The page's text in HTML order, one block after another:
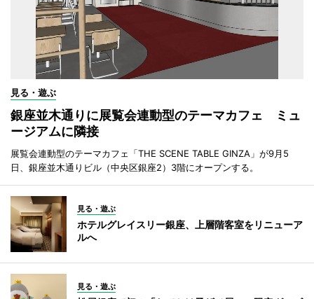
見る・遊ぶ
銀座並木通りに展覧会連動型のテーマカフェ ミュ
ージアムに隣接
展覧会連動型のテーマカフェ「THE SCENE TABLE GINZA」が9月5
日、銀座並木通りビル（中央区銀座2）3階にオープンする。
見る・遊ぶ
ホテルグレイスリー銀座、上層階客室をリニューア
ルへ
見る・遊ぶ